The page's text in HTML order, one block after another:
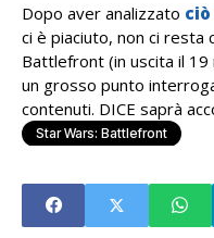
Dopo aver analizzato
ci è piaciuto, non ci resta
Battlefront (in uscita il
un grosso punto
contenuti. DICE saprà
Star Wars: Battlefront